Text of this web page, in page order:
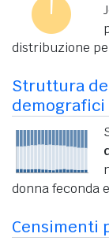
distribuzione
Struttura
demografici
donna feconda
Censimenti